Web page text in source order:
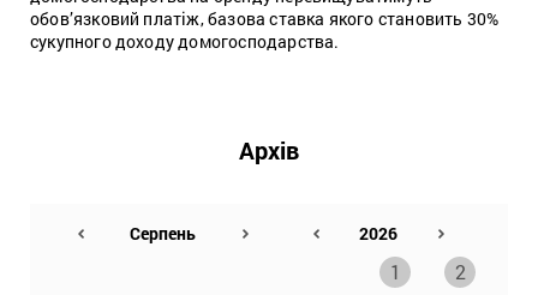
обов’язковий платіж, базова ставка якого становить 30%
сукупного доходу домогосподарства.
Архів
1
2